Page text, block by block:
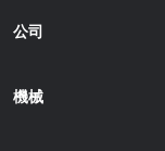
成。 如果打印機
意適合小學生？
公司
機械